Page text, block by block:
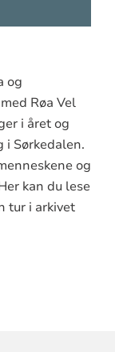
og
Røa Vel
i året og
i Sørkedalen.
og
kan du lese
tur i arkivet